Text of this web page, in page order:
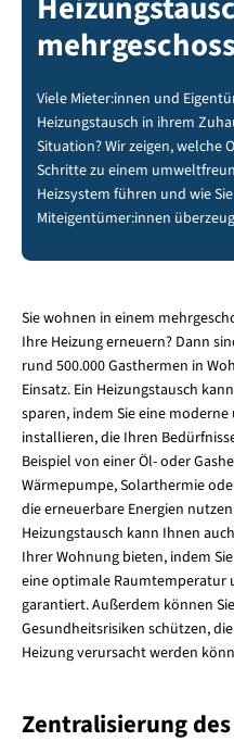
Viele Mieter:innen und
Heizungstausch in ihrem
Situation? Wir zeigen, welche
Schritte zu einem
Heizsystem führen und wie
Miteigentümer:innen
Sie wohnen in einem
Ihre Heizung erneuern? Dann
rund 500.000 Gasthermen in
Einsatz. Ein Heizungstausch
sparen, indem Sie eine
installieren, die Ihren
Beispiel von einer Öl- oder
Wärmepumpe, Solarthermie
die erneuerbare Energien
Heizungstausch kann Ihnen
Ihrer Wohnung bieten, indem
eine optimale Raumtemperatur
garantiert. Außerdem können
Gesundheitsrisiken schützen,
Heizung verursacht werden
Zentralisierung